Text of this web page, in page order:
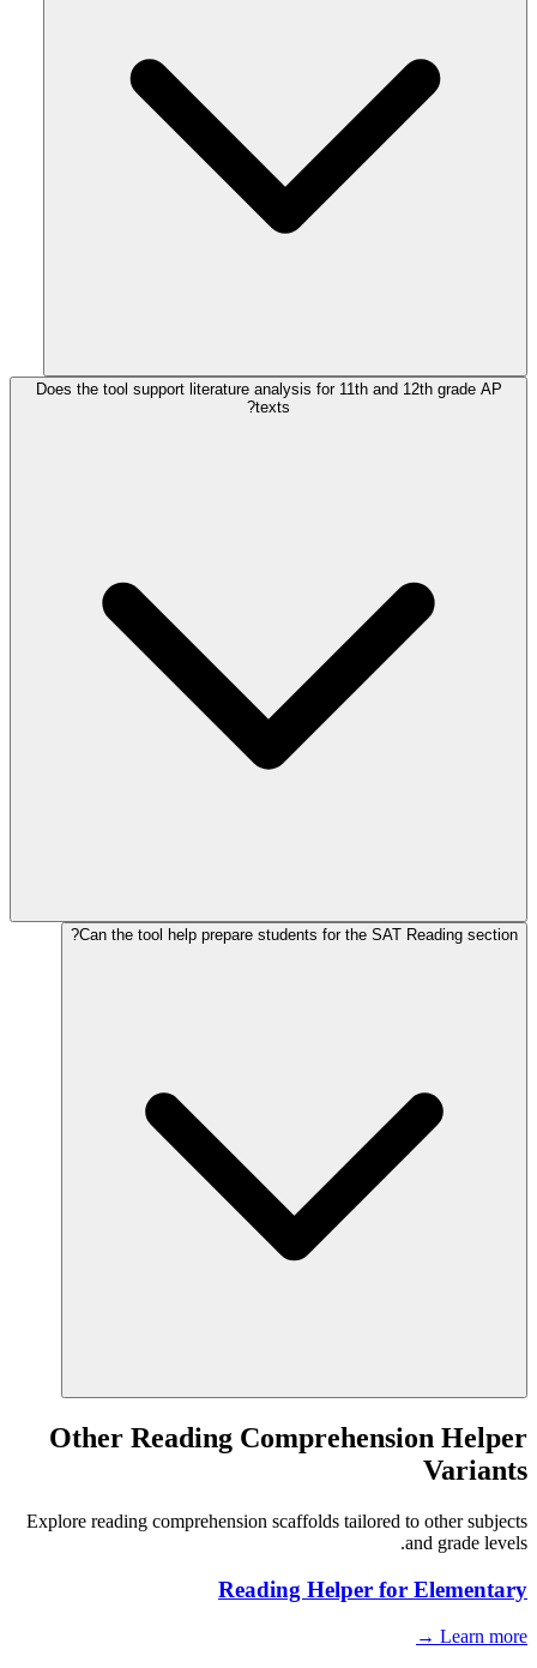
Does the tool support literature analysis for 11th and 12th grade AP
texts?
Can the tool help prepare students for the SAT Reading section?
Other Reading Comprehension Helper
Variants
Explore reading comprehension scaffolds tailored to other subjects
and grade levels.
Reading Helper for Elementary
Learn more →